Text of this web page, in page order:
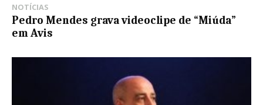
NOTÍCIAS
Pedro Mendes grava videoclipe de “Miúda”
em Avis